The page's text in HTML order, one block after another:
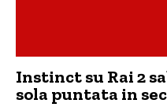
Instinct su Rai 2
sola puntata in